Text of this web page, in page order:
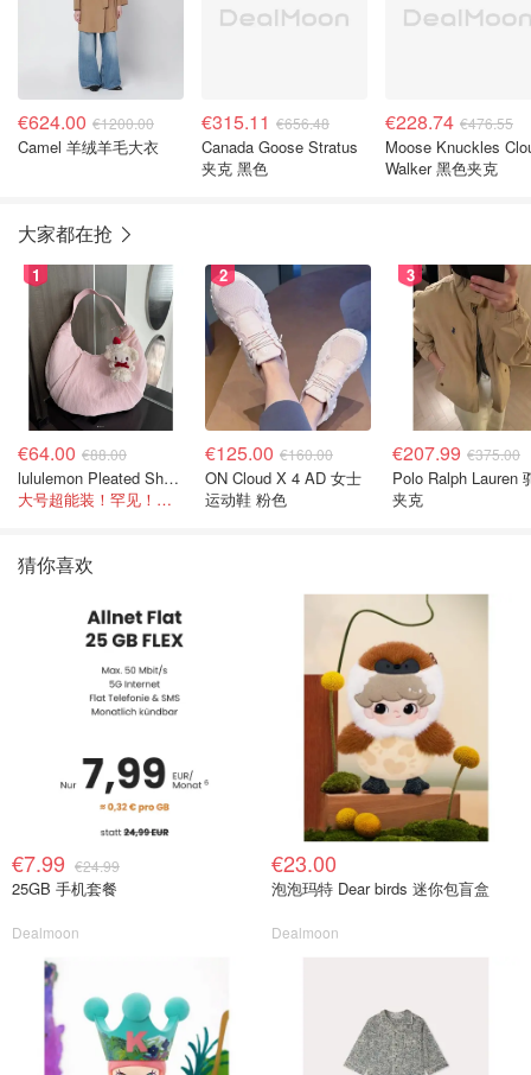
€624.00 €1200.00
Camel 羊绒羊毛大衣
€315.11 €656.48
Canada Goose Stratus
夹克 黑色
€228.74 €476.55
Moose Knuckles
Walker 黑色夹克
大家都在抢
1
€64.00 €88.00
lululemon Pleated Shoulder Bag 10L 单肩包
大号超能装！罕见！@- Scarlett
2
€125.00 €160.00
ON Cloud X 4 AD 女士
运动鞋 粉色
3
€207.99 €375.00
Polo Ralph Lauren
夹克
猜你喜欢
€7.99 €24.99
25GB 手机套餐
Dealmoon
€23.00
泡泡玛特 Dear birds 迷你包盲盒
Dealmoon